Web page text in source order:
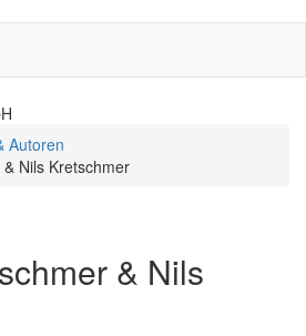
Autoren
Nils Kretschmer
& Nils